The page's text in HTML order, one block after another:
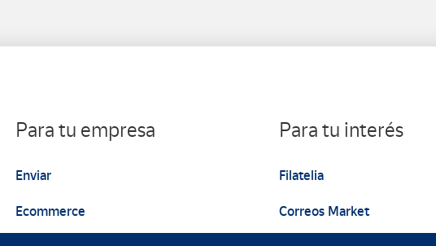
Para tu empresa
Enviar
Ecommerce
Para tu interés
Filatelia
Correos Market